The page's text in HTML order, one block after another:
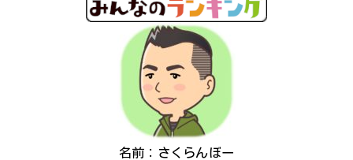
名前：さくらんぼー